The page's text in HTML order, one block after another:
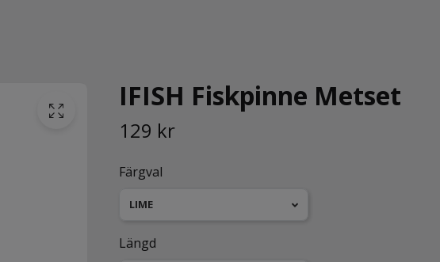
IFISH Fiskpinne Metset
129 kr
Färgval
LIME
Längd